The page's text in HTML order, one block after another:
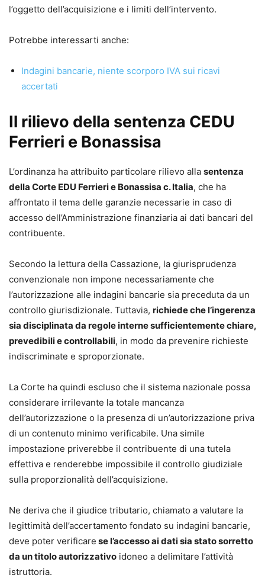
l’oggetto dell’acquisizione e i limiti dell’intervento.
Potrebbe interessarti anche:
Indagini bancarie, niente scorporo IVA sui ricavi
accertati
Il rilievo della sentenza CEDU
Ferrieri e Bonassisa
L’ordinanza ha attribuito particolare rilievo alla sentenza
della Corte EDU Ferrieri e Bonassisa c. Italia, che ha
affrontato il tema delle garanzie necessarie in caso di
accesso dell’Amministrazione finanziaria ai dati bancari del
contribuente.
Secondo la lettura della Cassazione, la giurisprudenza
convenzionale non impone necessariamente che
l’autorizzazione alle indagini bancarie sia preceduta da un
controllo giurisdizionale. Tuttavia, richiede che l’ingerenza
sia disciplinata da regole interne sufficientemente chiare,
prevedibili e controllabili, in modo da prevenire richieste
indiscriminate e sproporzionate.
La Corte ha quindi escluso che il sistema nazionale possa
considerare irrilevante la totale mancanza
dell’autorizzazione o la presenza di un’autorizzazione priva
di un contenuto minimo verificabile. Una simile
impostazione priverebbe il contribuente di una tutela
effettiva e renderebbe impossibile il controllo giudiziale
sulla proporzionalità dell’acquisizione.
Ne deriva che il giudice tributario, chiamato a valutare la
legittimità dell’accertamento fondato su indagini bancarie,
deve poter verificare se l’accesso ai dati sia stato sorretto
da un titolo autorizzativo idoneo a delimitare l’attività
istruttoria.